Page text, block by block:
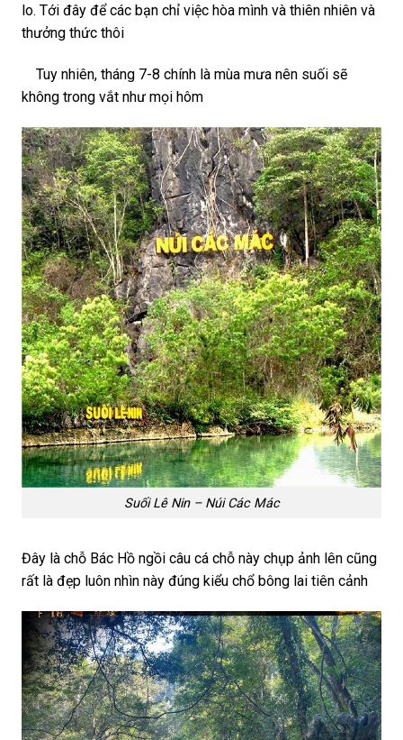
lo. Tới đây để các bạn chỉ việc hòa mình và thiên nhiên và
thưởng thức thôi
Tuy nhiên, tháng 7-8 chính là mùa mưa nên suối sẽ
không trong vắt như mọi hôm
Suối Lê Nin – Núi Các Mác
Đây là chỗ Bác Hồ ngồi câu cá chỗ này chụp ảnh lên cũng
rất là đẹp luôn nhìn này đúng kiểu chổ bông lai tiên cảnh